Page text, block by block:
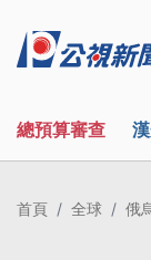
總預算審查
首頁 全球 俄